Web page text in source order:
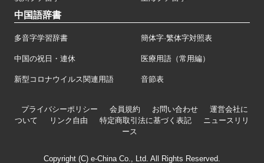
中国語辞書
多音字学習辞書 簡体字·繁体字対照表
中国の祝日・連休 医療用語（常用編）
新型コロナウイルス関連用語 音節表
プライバシーポリシー 会員規約 お問い合わせ
運営会社に
ついて
リンク自由 特定商取引法に基づく表記
ニュースリリ
ース
Copyright (C) e-China Co., Ltd. All Rights Reserved.